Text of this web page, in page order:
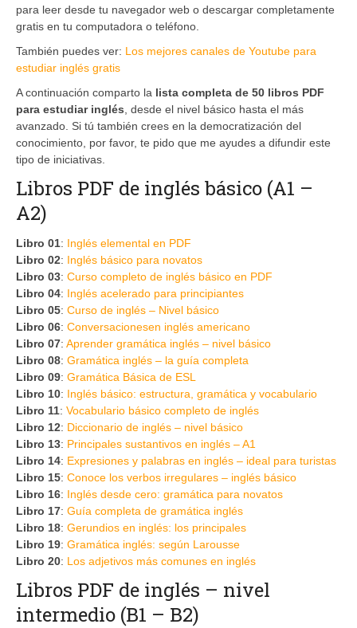
para leer desde tu navegador web o descargar completamente
gratis en tu computadora o teléfono.
También puedes ver: Los mejores canales de Youtube para
estudiar inglés gratis
A continuación comparto la lista completa de 50 libros PDF
para estudiar inglés , desde el nivel básico hasta el más
avanzado. Si tú también crees en la democratización del
conocimiento, por favor, te pido que me ayudes a difundir este
tipo de iniciativas.
Libros PDF de inglés básico (A1 –
A2)
Libro 01: Inglés elemental en PDF
Libro 02: Inglés básico para novatos
Libro 03: Curso completo de inglés básico en PDF
Libro 04: Inglés acelerado para principiantes
Libro 05: Curso de inglés – Nivel básico
Libro 06: Conversacionesen inglés americano
Libro 07: Aprender gramática inglés – nivel básico
Libro 08: Gramática inglés – la guía completa
Libro 09: Gramática Básica de ESL
Libro 10: Inglés básico: estructura, gramática y vocabulario
Libro 11: Vocabulario básico completo de inglés
Libro 12: Diccionario de inglés – nivel básico
Libro 13: Principales sustantivos en inglés – A1
Libro 14: Expresiones y palabras en inglés – ideal para turistas
Libro 15: Conoce los verbos irregulares – inglés básico
Libro 16: Inglés desde cero: gramática para novatos
Libro 17: Guía completa de gramática inglés
Libro 18: Gerundios en inglés: los principales
Libro 19: Gramática inglés: según Larousse
Libro 20: Los adjetivos más comunes en inglés
Libros PDF de inglés – nivel
intermedio (B1 – B2)